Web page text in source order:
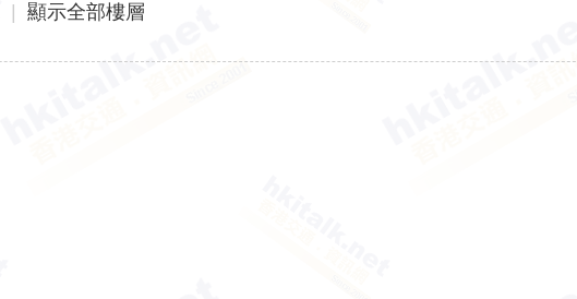
顯示全部樓層